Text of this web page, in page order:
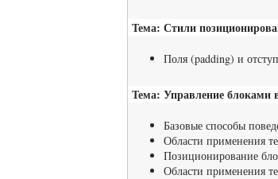
Тема: Стили
Поля (padding) и
Тема: Управление блоками
Базовые способы
Области применения
Позиционирование
Области применения